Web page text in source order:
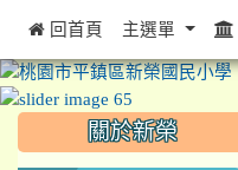
::: 關於新榮
::: 回首頁 主選單